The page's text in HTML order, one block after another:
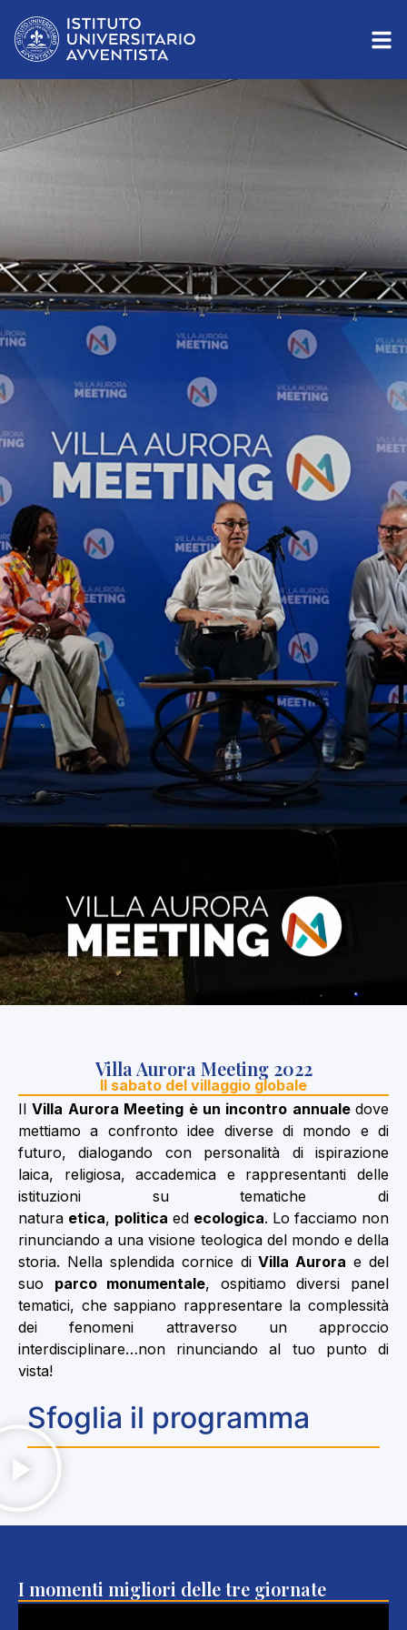
Villa Aurora Meeting 2022
Il sabato del villaggio globale
IlVilla Aurora Meeting è un incontro annuale dove
mettiamo a confronto idee diverse di mondo e di
futuro, dialogando con personalità di ispirazione
laica, religiosa, accademica e rappresentanti delle
istituzioni su tematiche di
natura etica, politica ed ecologica. Lo facciamo non
rinunciando a una visione teologica del mondo e della
storia. Nella splendida cornice diVilla Aurora e del
suo parco monumentale, ospitiamo diversi panel
tematici, che sappiano rappresentare la complessità
dei fenomeni attraverso un approccio
interdisciplinare…non rinunciando al tuo punto di
vista!
Sfoglia il programma
I momenti migliori delle tre giornate